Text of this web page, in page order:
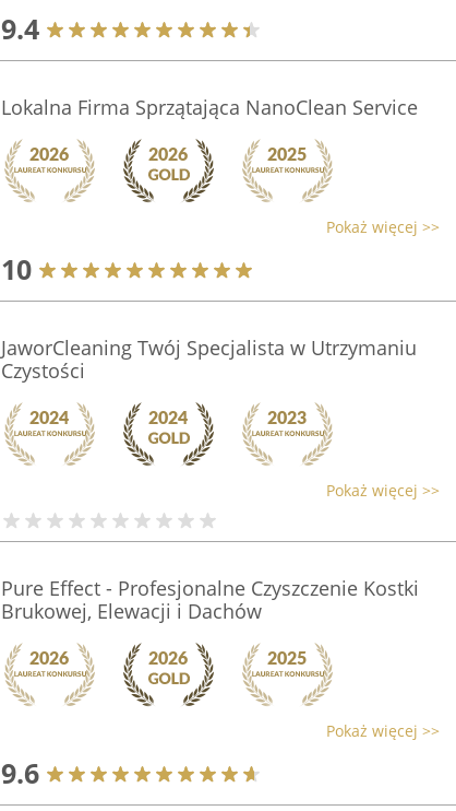
9.4
Lokalna Firma Sprzątająca NanoClean Service
Pokaż więcej >>
10
JaworCleaning Twój Specjalista w Utrzymaniu
Czystości
Pokaż więcej >>
Pure Effect - Profesjonalne Czyszczenie Kostki
Brukowej, Elewacji i Dachów
Pokaż więcej >>
9.6